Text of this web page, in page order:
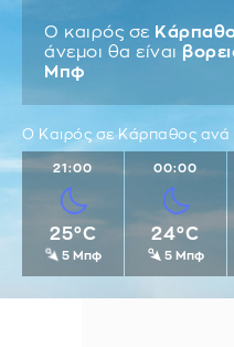
Ο καιρός σε
άνεμοι θα είναι
Μπφ
Ο Καιρός σε Κάρπαθος
21:00
25°C
5 Μπφ
00:00
24°C
5 Μπφ